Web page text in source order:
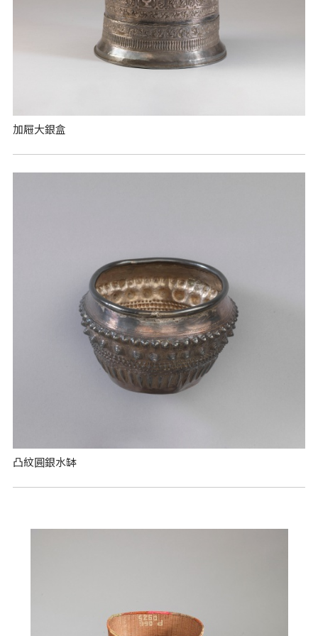
加屜大銀盒
凸紋圓銀水缽